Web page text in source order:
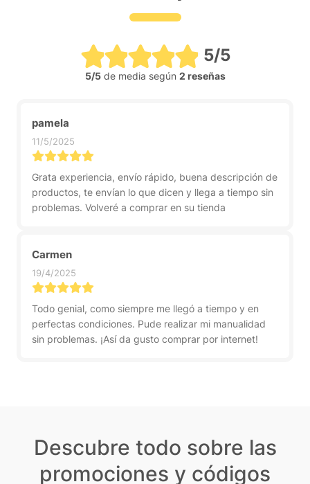
5/5
5/5de media según 2 reseñas
pamela
11/5/2025
Grata experiencia, envío rápido, buena descripción de
productos, te envían lo que dicen y llega a tiempo sin
problemas. Volveré a comprar en su tienda
Carmen
19/4/2025
Todo genial, como siempre me llegó a tiempo y en
perfectas condiciones. Pude realizar mi manualidad
sin problemas. ¡Así da gusto comprar por internet!
Descubre todo sobre las
promociones y códigos